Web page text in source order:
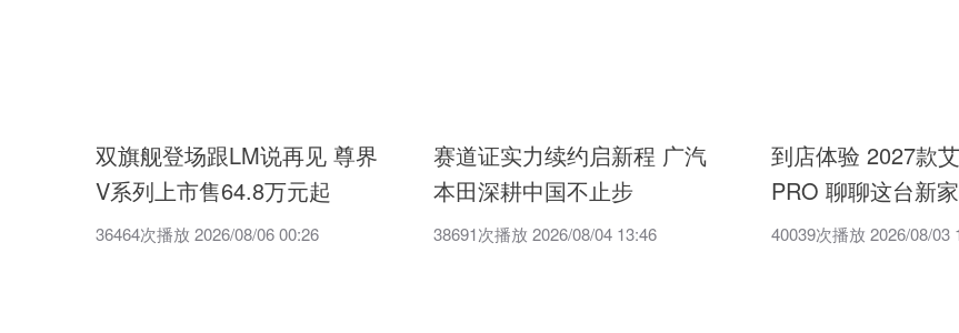
双旗舰登场跟LM说再见 尊界
V系列上市售64.8万元起
36464次播放 2026/08/06 00:26
赛道证实力续约启新程 广汽
本田深耕中国不止步
38691次播放 2026/08/04 13:46
到店体验 2027款
PRO 聊聊这台新
40039次播放 2026/08/03